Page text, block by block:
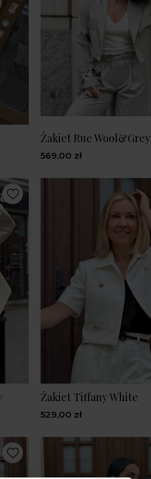
Żakiet Rue Wool&Grey
569,00 zł
Żakiet Tiffany White
529,00 zł